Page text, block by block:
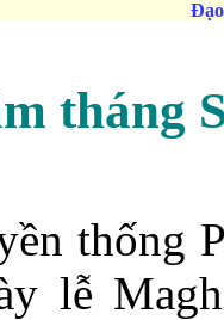
tháng
thống
lễ